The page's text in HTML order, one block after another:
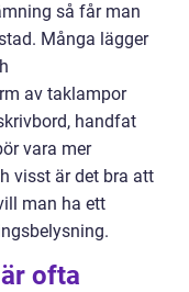
så får man
Många lägger
av taklampor
handfat
vara mer
visst är det bra att
man ha ett
ofta